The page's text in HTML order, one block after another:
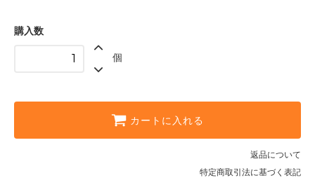
購入数
個
カートに入れる
返品について
特定商取引法に基づく表記